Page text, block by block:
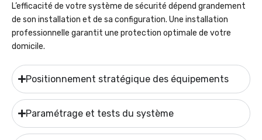
L’efficacité de votre système de sécurité dépend grandement
de son installation et de sa configuration. Une installation
professionnelle garantit une protection optimale de votre
domicile.
Positionnement stratégique des équipements
Paramétrage et tests du système